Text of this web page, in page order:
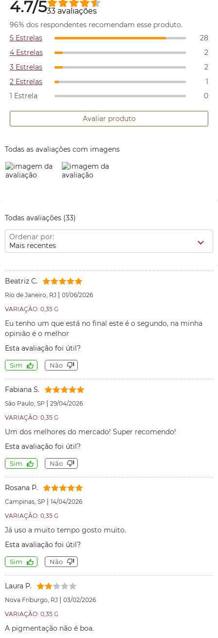
4.7/533 avaliações
96% dos respondentes recomendam esse produto.
5 Estrelas
28
4 Estrelas
2
3 Estrelas
2
2 Estrelas
1
1 Estrela
0
Avaliar produto
Todas as avaliações com imagens
Todas avaliações (33)
Ordenar por:
Mais recentes
Beatriz C.
Rio de Janeiro, RJ | 01/06/2026
VARIAÇÃO: 0,35 G
Eu tenho um que está no final este é o segundo, na minha
opinião é o melhor
Esta avaliação foi útil?
Sim Não
Fabiana S.
São Paulo, SP | 29/04/2026
VARIAÇÃO: 0,35 G
Um dos melhores do mercado! Super recomendo!
Esta avaliação foi útil?
Sim Não
Rosana P.
Campinas, SP | 14/04/2026
VARIAÇÃO: 0,35 G
Já uso a muito tempo gosto muito.
Esta avaliação foi útil?
Sim Não
Laura P.
Nova Friburgo, RJ | 03/02/2026
VARIAÇÃO: 0,35 G
A pigmentação não é boa.